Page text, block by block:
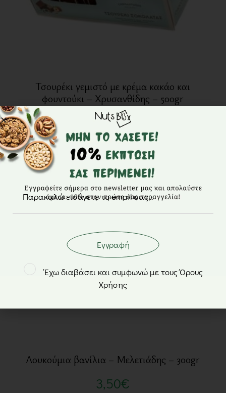
Τσουρέκι γεμιστό με κρέμα κακάο και
φουντούκι – Χρυσανθίδης – 500gr
10,50€
Λουκούμια βανίλια – Μελετιάδης – 300gr
3,50€
Εγγραφή
Έχω διαβάσει και συμφωνώ με τους Όρους
Χρήσης